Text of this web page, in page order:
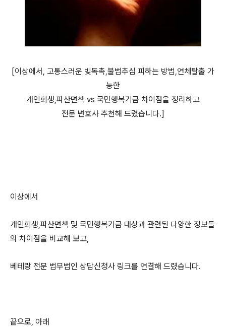
[이상에서, 고통스러운 빚독촉,불법추심 피하는 방법,연체탈출 가
능한
개인회생,파산면책 vs 국민행복기금 차이점을 정리하고
전문 변호사 추천해 드렸습니다.]
이상에서
개인회생,파산면책 및 국민행복기금 대상과 관련된 다양한 정보들
의 차이점을 비교해 보고,
베테랑 전문 법무법인 상담신청사 링크를 연결해 드렸습니다.
끝으로, 아래